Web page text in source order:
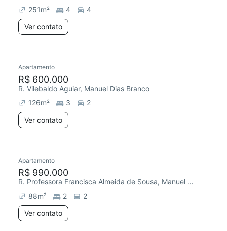
251m² 4
4
Ver contato
Apartamento
R$ 600.000
R. Vilebaldo Aguiar, Manuel Dias Branco
126m² 3
2
Ver contato
Apartamento
R$ 990.000
R. Professora Francisca Almeida de Sousa, Manuel Dias Branco
88m² 2
2
Ver contato